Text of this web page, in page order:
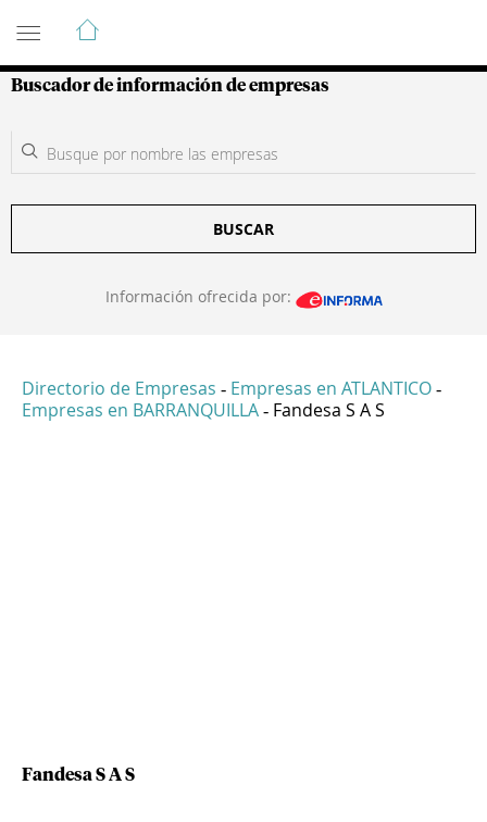
Guía de Empresas Colombianas
Buscador de información de empresas
BUSCAR
Información ofrecida por:
Directorio de Empresas - Empresas en ATLANTICO -
Empresas en BARRANQUILLA - Fandesa S A S
Fandesa S A S